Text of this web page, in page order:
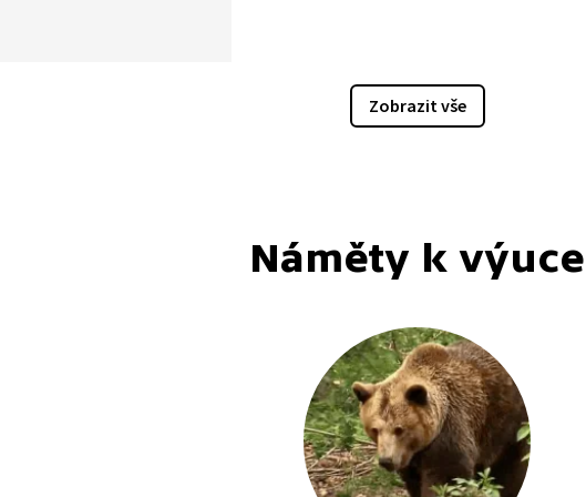
se s živočichy, kteří
Zobrazit vše
Náměty k výuce